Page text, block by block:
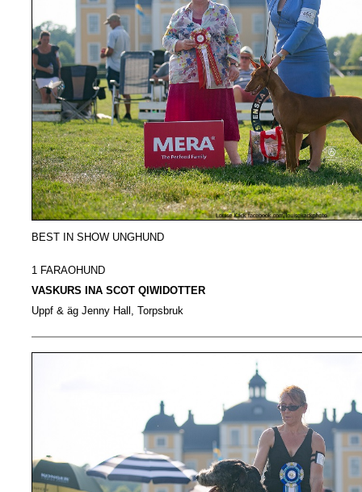
BEST IN SHOW UNGHUND
1 FARAOHUND
VASKURS INA SCOT QIWIDOTTER
Uppf & äg Jenny Hall, Torpsbruk